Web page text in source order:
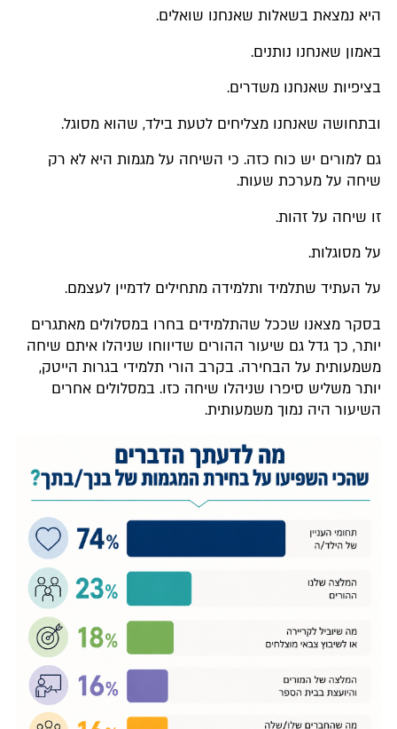
היא נמצאת בשאלות שאנחנו שואלים.
באמון שאנחנו נותנים.
בציפיות שאנחנו משדרים.
ובתחושה שאנחנו מצליחים לטעת בילד, שהוא מסוגל.
גם למורים יש כוח כזה. כי השיחה על מגמות היא לא רק
שיחה על מערכת שעות.
זו שיחה על זהות.
על מסוגלות.
על העתיד שתלמיד ותלמידה מתחילים לדמיין לעצמם.
בסקר מצאנו שככל שהתלמידים בחרו במסלולים מאתגרים
יותר, כך גדל גם שיעור ההורים שדיווחו שניהלו איתם שיחה
משמעותית על הבחירה. בקרב הורי תלמידי בגרות הייטק,
יותר משליש סיפרו שניהלו שיחה כזו. במסלולים אחרים
השיעור היה נמוך משמעותית.